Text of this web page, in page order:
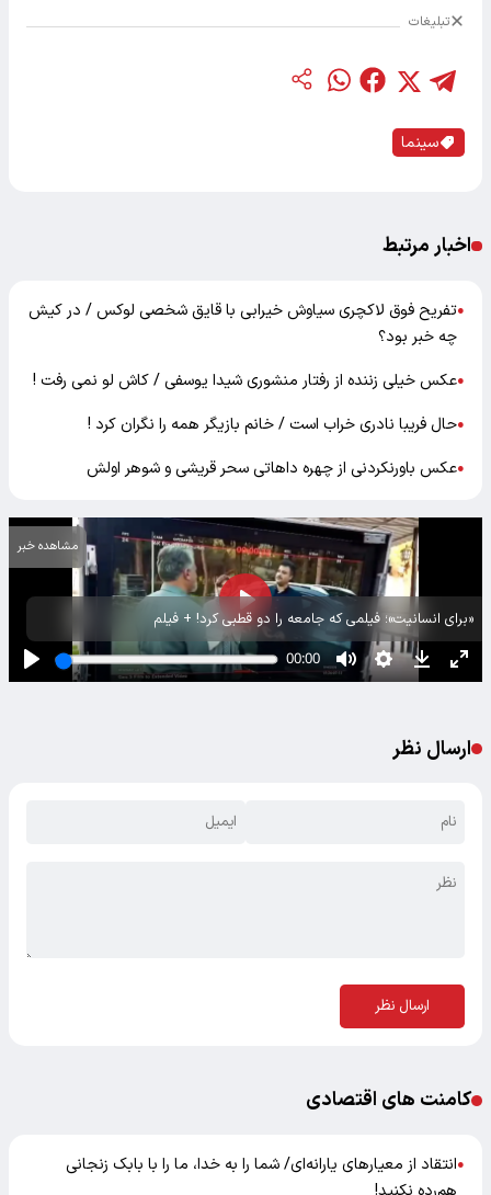
تبلیغات
سینما
اخبار مرتبط
●تفریح فوق لاکچری سیاوش خیرابی با قایق شخصی لوکس / در کیش
چه خبر بود؟
●عکس خیلی زننده از رفتار منشوری شیدا یوسفی / کاش لو نمی رفت !
●حال فریبا نادری خراب است / خانم بازیگر همه را نگران کرد !
●عکس باورنکردنی از چهره داهاتی سحر قریشی و شوهر اولش
«برای انسانیت»؛ فیلمی که جامعه را دو قطبی کرد! + فیلم
مشاهده خبر
ارسال نظر
ارسال نظر
کامنت های اقتصادی
●انتقاد از معیارهای یارانه‌ای/ شما را به خدا، ما را با بابک زنجانی